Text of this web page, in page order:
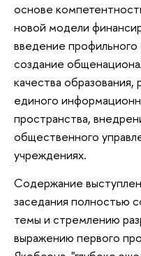
основе
новой модели
введение
создание
качества образования,
единого
пространства,
общественного
учреждениях.
Содержание
заседания полностью
темы и стремлению
выражению первого